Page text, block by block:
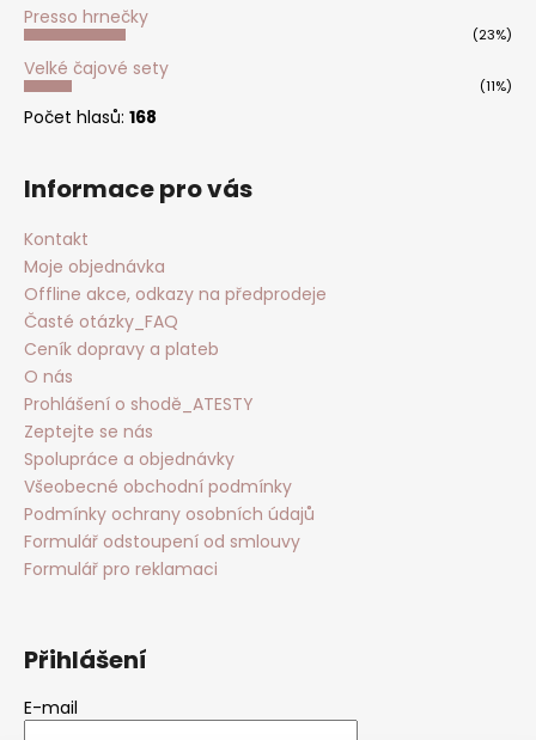
Presso hrnečky
(23%)
Velké čajové sety
(11%)
Počet hlasů: 168
Informace pro vás
Kontakt
Moje objednávka
Offline akce, odkazy na předprodeje
Časté otázky_FAQ
Ceník dopravy a plateb
O nás
Prohlášení o shodě_ATESTY
Zeptejte se nás
Spolupráce a objednávky
Všeobecné obchodní podmínky
Podmínky ochrany osobních údajů
Formulář odstoupení od smlouvy
Formulář pro reklamaci
Přihlášení
E-mail